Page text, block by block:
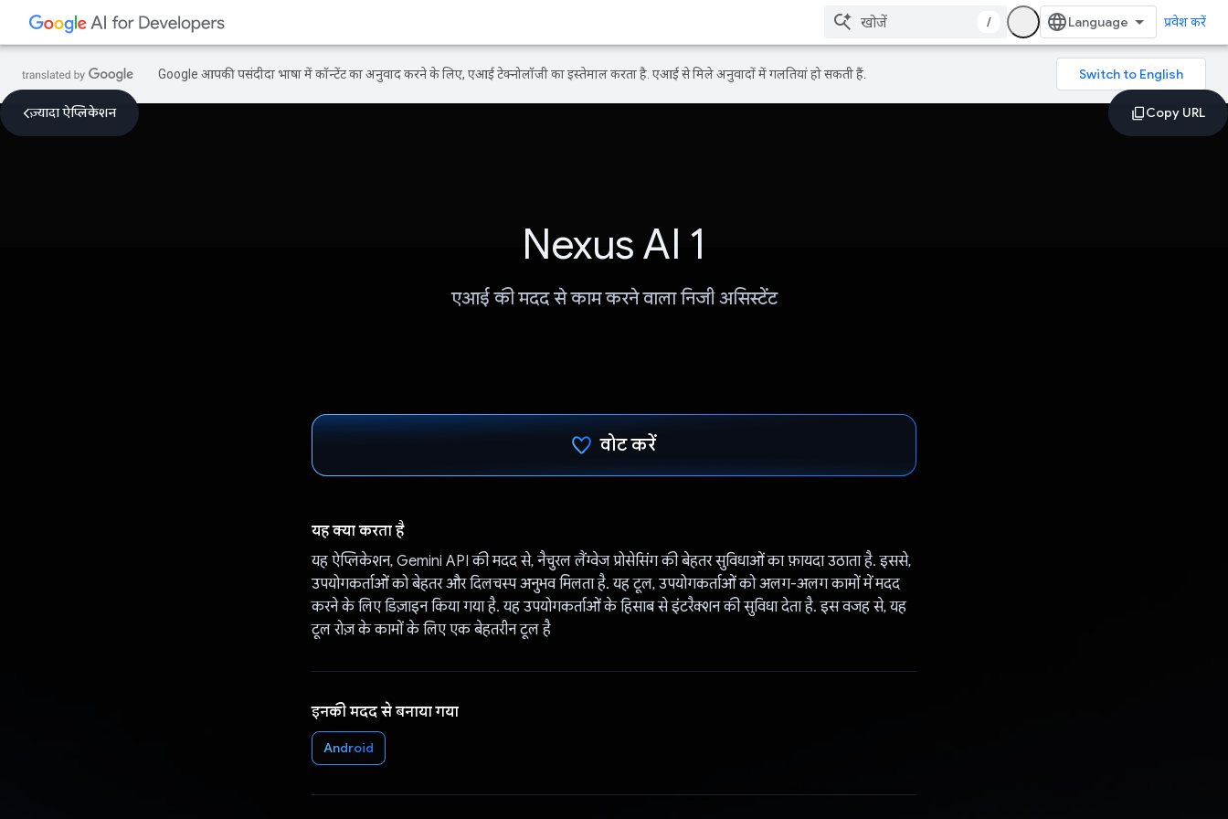
/ प्रवेश करें
Google आपकी पसंदीदा भाषा में कॉन्टेंट का अनुवाद करने के लिए, एआई टेक्नोलॉजी का इस्तेमाल करता है. एआई से मिले अनुवादों में गलतियां हो सकती हैं.
ज़्यादा ऐप्लिकेशन
Nexus AI 1
एआई की मदद से काम करने वाला निजी असिस्टेंट
वोट करें
यह क्या करता है
यह ऐप्लिकेशन, Gemini API की मदद से, नैचुरल लैंग्वेज प्रोसेसिंग की बेहतर सुविधाओं का फ़ायदा उठाता है. इससे,
उपयोगकर्ताओं को बेहतर और दिलचस्प अनुभव मिलता है. यह टूल, उपयोगकर्ताओं को अलग-अलग कामों में मदद
करने के लिए डिज़ाइन किया गया है. यह उपयोगकर्ताओं के हिसाब से इंटरैक्शन की सुविधा देता है. इस वजह से, यह
टूल रोज़ के कामों के लिए एक बेहतरीन टूल है
इनकी मदद से बनाया गया
Android